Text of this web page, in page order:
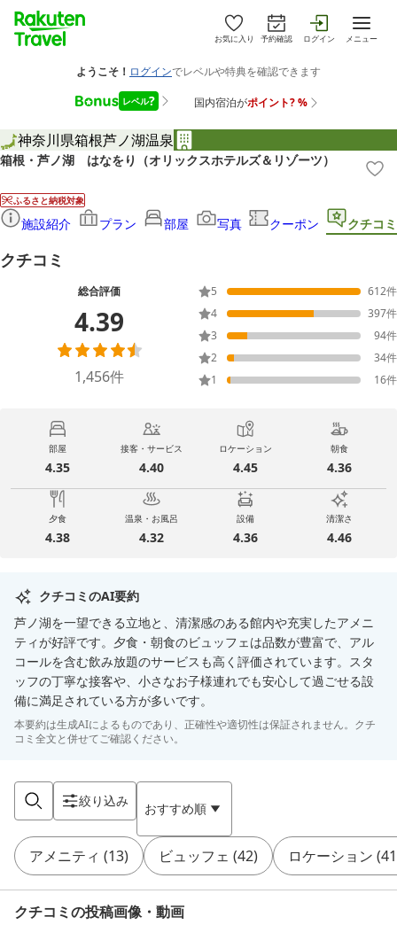
お気に入り 予約確認 ログイン メニュー
神奈川県箱根芦ノ湖温泉
箱根・芦ノ湖 はなをり（オリックスホテルズ＆リゾーツ）
ふるさと納税対象
施設紹介 プラン 部屋 写真 クーポン クチコミ
クチコミ
総合評価
4.39
1,456件
5 612件
4
397件
3
94件
2
34件
1
16件
部屋
4.35
接客・サービス
4.40
ロケーション
4.45
朝食
4.36
夕食
4.38
温泉・お風呂
4.32
設備
4.36
清潔さ
4.46
クチコミのAI要約
芦ノ湖を一望できる立地と、清潔感のある館内や充実したアメニ
ティが好評です。夕食・朝食のビュッフェは品数が豊富で、アル
コールを含む飲み放題のサービスも高く評価されています。スタ
ッフの丁寧な接客や、小さなお子様連れでも安心して過ごせる設
備に満足されている方が多いです。
本要約は生成AIによるものであり、正確性や適切性は保証されません。クチ
コミ全文と併せてご確認ください。
絞り込み おすすめ順
アメニティ (13) ビュッフェ (42) ロケーション (41
クチコミの投稿画像・動画